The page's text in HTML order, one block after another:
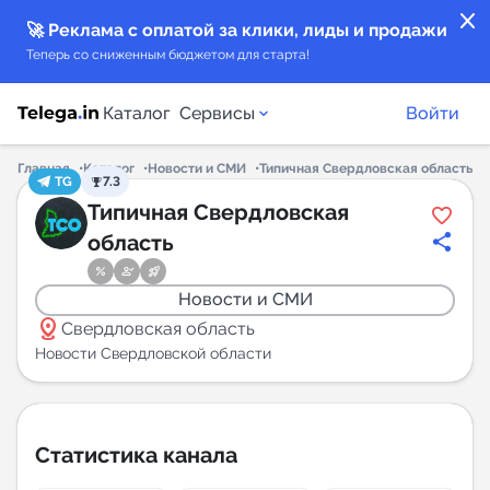
close
🚀 Реклама с оплатой за клики, лиды и продажи
Теперь со сниженным бюджетом для старта!
Каталог Сервисы
Каталог каналов
Каталог ботов
Горящие предложения
New
Аналитика MAX каналов
Войти
Главная Каталог Новости и СМИ
Типичная Свердловская область
TG
7.3
Типичная Свердловская
область
Новости и СМИ
distance Свердловская область
Новости Свердловской области
Статистика канала